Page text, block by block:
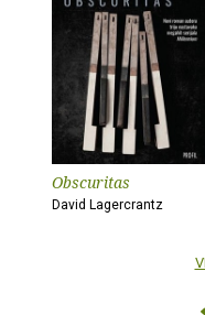
Obscuritas
David Lagercrantz